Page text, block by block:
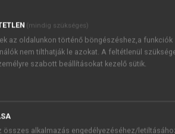
Kérek értesítést a MeRSZ
Kérek értesítést az
(mindig szükséges)
az oldalunkon történő böngészéshez,a funkciók
nem tilthatják le azokat. A feltétlenül
szabott beállításokat kezelő sütik.
összes alkalmazás engedélyezéséhez/